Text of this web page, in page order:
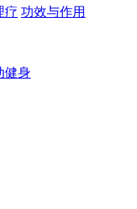
疗 功效与作用
健身